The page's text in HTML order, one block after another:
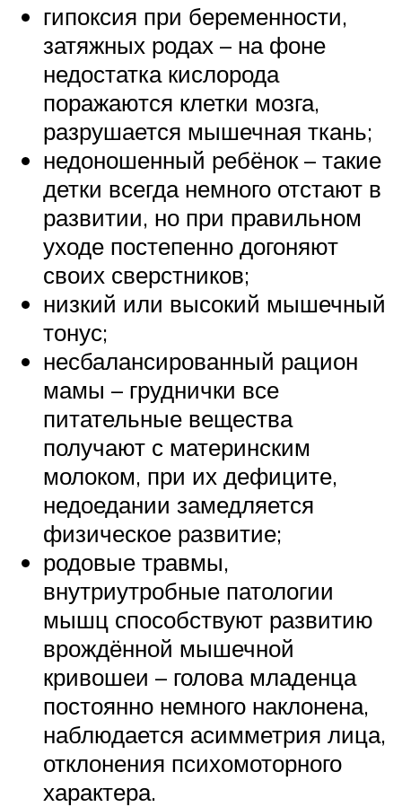
гипоксия при беременности,
затяжных родах – на фоне
недостатка кислорода
поражаются клетки мозга,
разрушается мышечная ткань;
недоношенный ребёнок – такие
детки всегда немного отстают в
развитии, но при правильном
уходе постепенно догоняют
своих сверстников;
низкий или высокий мышечный
тонус;
несбалансированный рацион
мамы – груднички все
питательные вещества
получают с материнским
молоком, при их дефиците,
недоедании замедляется
физическое развитие;
родовые травмы,
внутриутробные патологии
мышц способствуют развитию
врождённой мышечной
кривошеи – голова младенца
постоянно немного наклонена,
наблюдается асимметрия лица,
отклонения психомоторного
характера.